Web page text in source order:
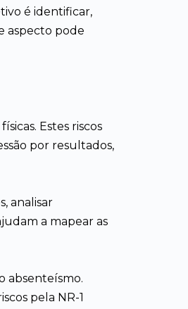
é identificar,
aspecto pode
Estes riscos
por resultados,
analisar
a mapear as
absenteísmo.
pela NR-1